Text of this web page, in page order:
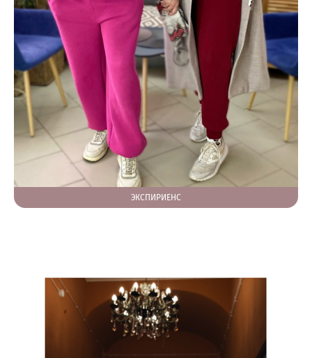
ЭКСПИРИЕНС